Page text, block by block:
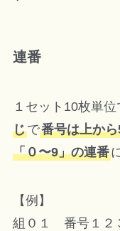
連番
１セット10枚単
じで番号は上か
「０〜9」の連番
【例】
組０１ 番号１２